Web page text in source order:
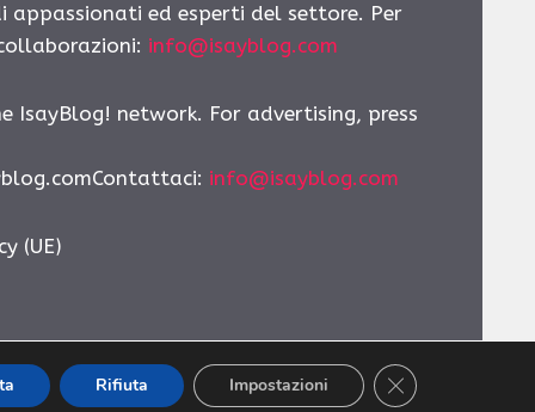
ed esperti del settore. Per
info@isayblog.com
IsayBlog! network. For advertising, press
: info@isayblog.com
(UE)
Rifiuta Impostazioni CLOSE GDPR